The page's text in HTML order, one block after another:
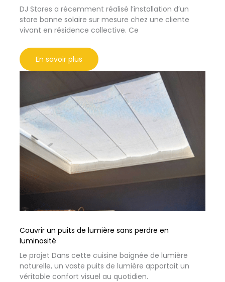
DJ Stores a récemment réalisé l’installation d’un
store banne solaire sur mesure chez une cliente
vivant en résidence collective. Ce
En savoir plus
Couvrir un puits de lumière sans perdre en
luminosité
Le projet Dans cette cuisine baignée de lumière
naturelle, un vaste puits de lumière apportait un
véritable confort visuel au quotidien.